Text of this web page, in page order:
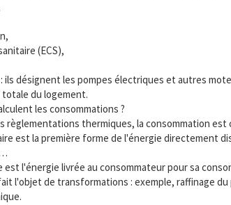
(ECS),
: ils désignent les pompes électriques et autres
du logement.
les consommations ?
règlementations thermiques, la consommation
est la première forme de l'énergie directement
est l'énergie livrée au consommateur pour sa
l'objet de transformations : exemple, raffinage